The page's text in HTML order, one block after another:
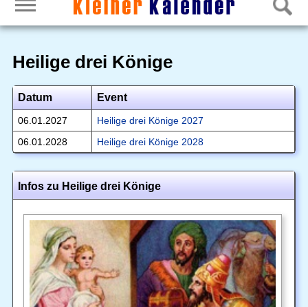
Heilige drei Könige
Datum Event
06.01.2027
Heilige drei Könige 2027
06.01.2028
Heilige drei Könige 2028
Infos zu Heilige drei Könige